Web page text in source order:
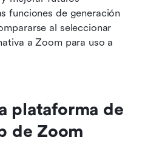
funciones de generación
al seleccionar
a Zoom para uso a
plataforma de
de Zoom